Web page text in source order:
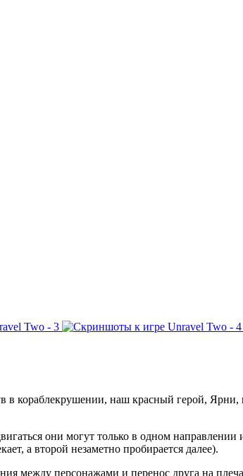
в кораблекрушении, наш красный герой, Ярни,
они могут только в одном направлении
а второй незаметно пробирается далее).
между персонажами и перенос друга на